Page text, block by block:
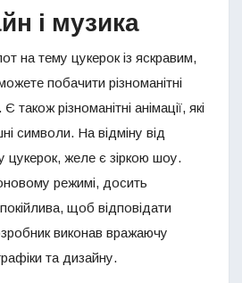
і музика
на тему цукерок із яскравим,
побачити різноманітні
також різноманітні анімації, які
символи. На відміну від
цукерок, желе є зіркою шоу.
режимі, досить
щоб відповідати
виконав вражаючу
та дизайну.